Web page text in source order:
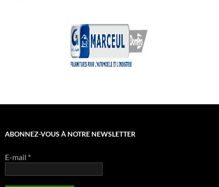
ABONNEZ-VOUS À NOTRE NEWSLETTER
E-mail *